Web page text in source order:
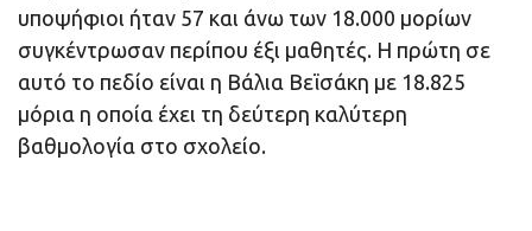
υποψήφιοι ήταν 57 και άνω των 18.000 μορίων
συγκέντρωσαν περίπου έξι μαθητές. Η πρώτη σε
αυτό το πεδίο είναι η Βάλια Βεϊσάκη με 18.825
μόρια η οποία έχει τη δεύτερη καλύτερη
βαθμολογία στο σχολείο.